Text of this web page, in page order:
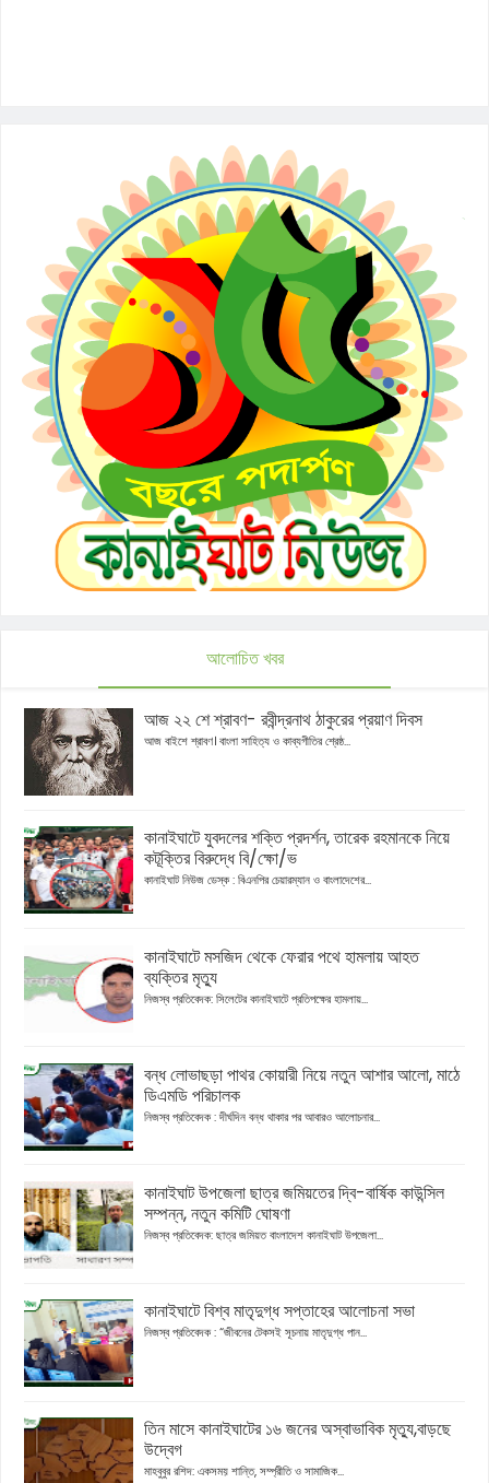
আলোচিত খবর
আজ ২২ শে শ্রাবণ- রবীন্দ্রনাথ ঠাকুরের প্রয়াণ দিবস
আজ বাইশে শ্রাবণ। বাংলা সাহিত্য ও কাব্যগীতির শ্রেষ্ঠ...
কানাইঘাটে যুবদলের শক্তি প্রদর্শন, তারেক রহমানকে নিয়ে
কটূক্তির বিরুদ্ধে বি/ক্ষো/ভ
কানাইঘাট নিউজ ডেস্ক : বিএনপির চেয়ারম্যান ও বাংলাদেশের...
কানাইঘাটে মসজিদ থেকে ফেরার পথে হামলায় আহত
ব্যক্তির মৃত্যু
নিজস্ব প্রতিবেদক: সিলেটের কানাইঘাটে প্রতিপক্ষের হামলায়...
বন্ধ লোভাছড়া পাথর কোয়ারী নিয়ে নতুন আশার আলো, মাঠে
ডিএমডি পরিচালক
নিজস্ব প্রতিবেদক : দীর্ঘদিন বন্ধ থাকার পর আবারও আলোচনার...
কানাইঘাট উপজেলা ছাত্র জমিয়তের দ্বি-বার্ষিক কাউন্সিল
সম্পন্ন, নতুন কমিটি ঘোষণা
নিজস্ব প্রতিবেদক: ছাত্র জমিয়ত বাংলাদেশ কানাইঘাট উপজেলা...
কানাইঘাটে বিশ্ব মাতৃদুগ্ধ সপ্তাহের আলোচনা সভা
নিজস্ব প্রতিবেদক : “জীবনের টেকসই সূচনায় মাতৃদুগ্ধ পান...
তিন মাসে কানাইঘাটের ১৬ জনের অস্বাভাবিক মৃত্যু,বাড়ছে
উদ্বেগ
মাহবুবুর রশিদ: একসময় শান্তি, সম্প্রীতি ও সামাজিক...